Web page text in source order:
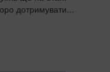
дотримувати...